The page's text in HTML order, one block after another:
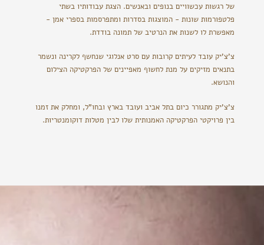
של רגשות עכשוויים בנופים ובאנשים. הצגת עבודותיו בשתי
פלטפורמות שונות - המוצגות בסדרות ומתפרסמות בספרי אמן -
מאפשרת לו לשנות את הנרטיב של תמונה בודדת.
צ'צ'יק עובד לעיתים קרובות עם סרט אנלוגי שנחשף לקרינה ונשמר
בתנאים מזיקים על מנת לחשוף מאפיינים של הפרקטיקה הצילום
והנושא.
צ'צ'יק מתגורר כיום בתל אביב ועובד בארץ ובחו"ל, ומחלק את זמנו
בין פרויקטי הפרקטיקה האמנותית שלו לבין מטלות דוקומנטריות.